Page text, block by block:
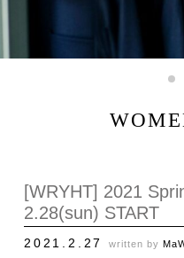
[WRYHT] 2021
2.28(sun) START
2021.2.27 written by